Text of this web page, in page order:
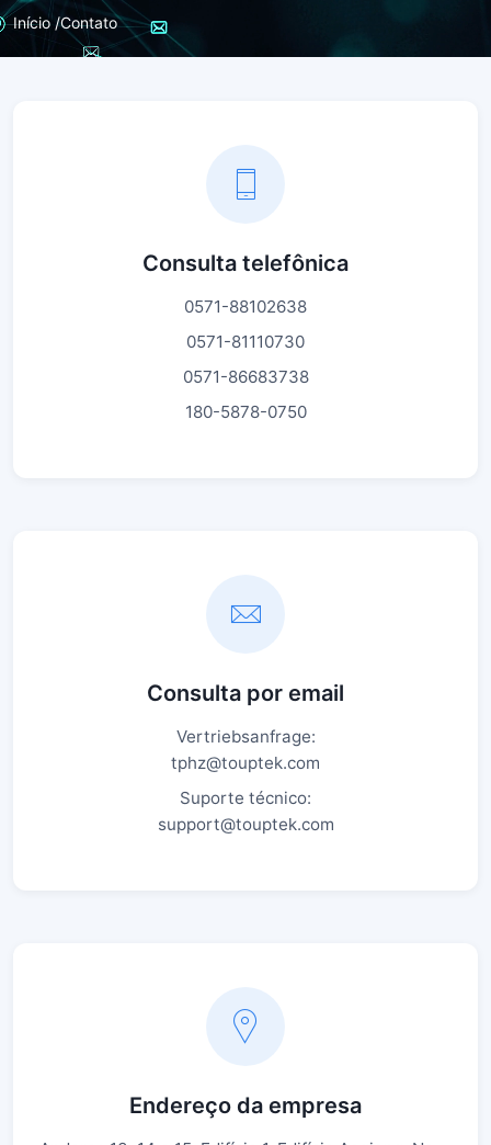
Início /Contato
Consulta telefônica
0571-88102638
0571-81110730
0571-86683738
180-5878-0750
Consulta por email
Vertriebsanfrage:
tphz@touptek.com
Suporte técnico:
support@touptek.com
Endereço da empresa